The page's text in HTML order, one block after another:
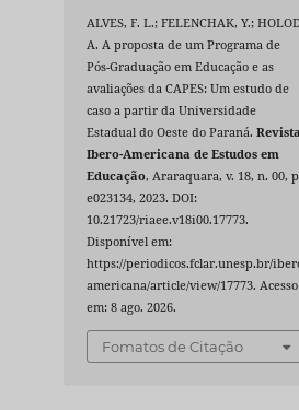
ALVES, F. L.; FELENCHAK, Y.;
A. A proposta de um Programa de
Pós-Graduação em Educação e as
avaliações da CAPES: Um estudo de
caso a partir da Universidade
Estadual do Oeste do Paraná.
Ibero-Americana de Estudos em
Educação, Araraquara, v. 18, n. 00,
e023134, 2023. DOI:
10.21723/riaee.v18i00.17773.
Disponível em:
https://periodicos.fclar.unesp.br/
americana/article/view/17773. Acesso
em: 8 ago. 2026.
Fomatos de Citação